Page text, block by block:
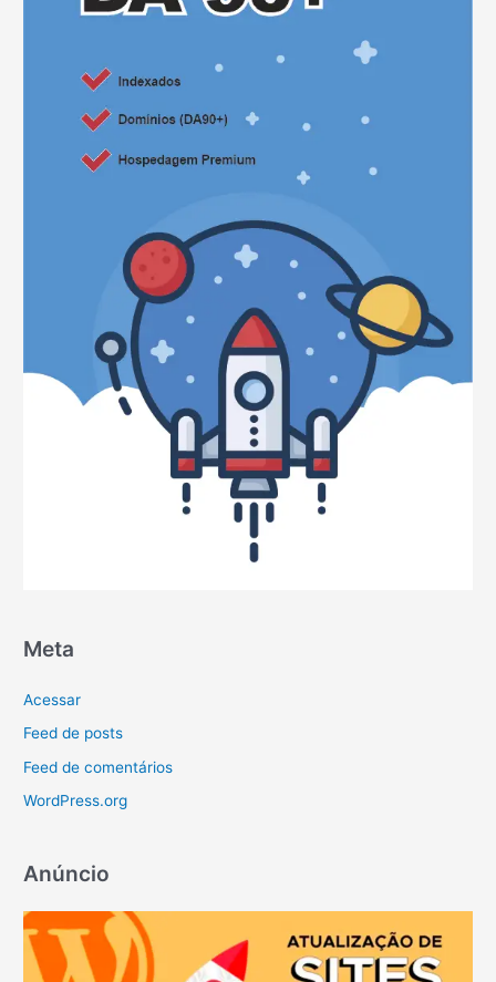
Meta
Acessar
Feed de posts
Feed de comentários
WordPress.org
Anúncio